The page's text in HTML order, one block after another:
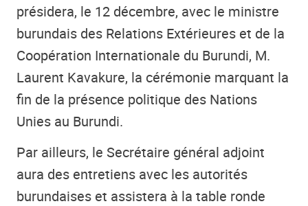
présidera, le 12 décembre, avec le ministre
burundais des Relations Extérieures et de la
Coopération Internationale du Burundi, M.
Laurent Kavakure, la cérémonie marquant la
fin de la présence politique des Nations
Unies au Burundi.
Par ailleurs, le Secrétaire général adjoint
aura des entretiens avec les autorités
burundaises et assistera à la table ronde